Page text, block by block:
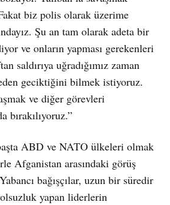
biz polis olarak üzerime
Şu an tam olarak adeta bir
ve onların yapması gerekenleri
saldırıya uğradığımız zaman
geciktiğini bilmek istiyoruz.
ve diğer görevleri
bırakılıyoruz.”
ABD ve NATO ülkeleri olmak
Afganistan arasındaki görüş
bağışçılar, uzun bir süredir
yapan liderlerin